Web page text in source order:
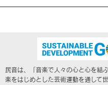
民音は、「音楽で人々の心と心を結
楽をはじめとした芸術運動を通して